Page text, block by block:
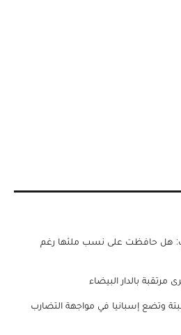
هل حافظت على نسب ملئها رغم
بالدار البيضاء
وتضع إسبانيا في مواجهة التضارب